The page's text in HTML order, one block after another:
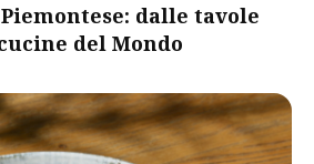
dalle tavole
del Mondo​